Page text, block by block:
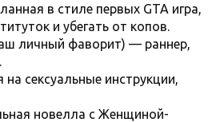
в стиле первых GTA игра,
и убегать от копов.
личный фаворит) — раннер,
сексуальные инструкции,
новелла c Женщиной-